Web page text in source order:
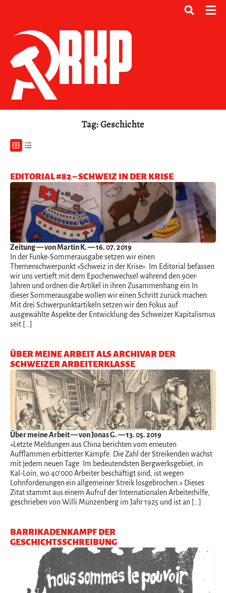
Tag: Geschichte
EDITORIAL #82 – SCHWEIZ IN DER KRISE
Zeitung— von Martin K. — 16. 07. 2019
In der Funke-Sommerausgabe setzen wir einen
Themenschwerpunkt «Schweiz in der Krise». Im Editorial befassen
wir uns vertieft mit dem Epochenwechsel während den 90er-
Jahren und ordnen die Artikel in ihren Zusammenhang ein.In
dieser Sommerausgabe wollen wir einen Schritt zurück machen.
Mit drei Schwerpunktartikeln setzen wir den Fokus auf
ausgewählte Aspekte der Entwicklung des Schweizer Kapitalismus
seit […]
ÜBER MEINE ARBEIT ALS ARCHIVAR DER
SCHWEIZER ARBEITERKLASSE
Über meine Arbeit— von Jonas G. — 13. 05. 2019
«Letzte Meldungen aus China berichten vom erneuten
Aufflammen erbitterter Kämpfe. Die Zahl der Streikenden wächst
mit jedem neuen Tage. Im bedeutendsten Bergwerksgebiet, in
Kal-Loin, wo 40‘000 Arbeiter beschäftigt sind, ist wegen
Lohnforderungen ein allgemeiner Streik losgebrochen.» Dieses
Zitat stammt aus einem Aufruf der Internationalen Arbeiterhilfe,
geschrieben von Willi Münzenberg im Jahr 1925 und ist an […]
BARRIKADENKAMPF DER
GESCHICHTSSCHREIBUNG